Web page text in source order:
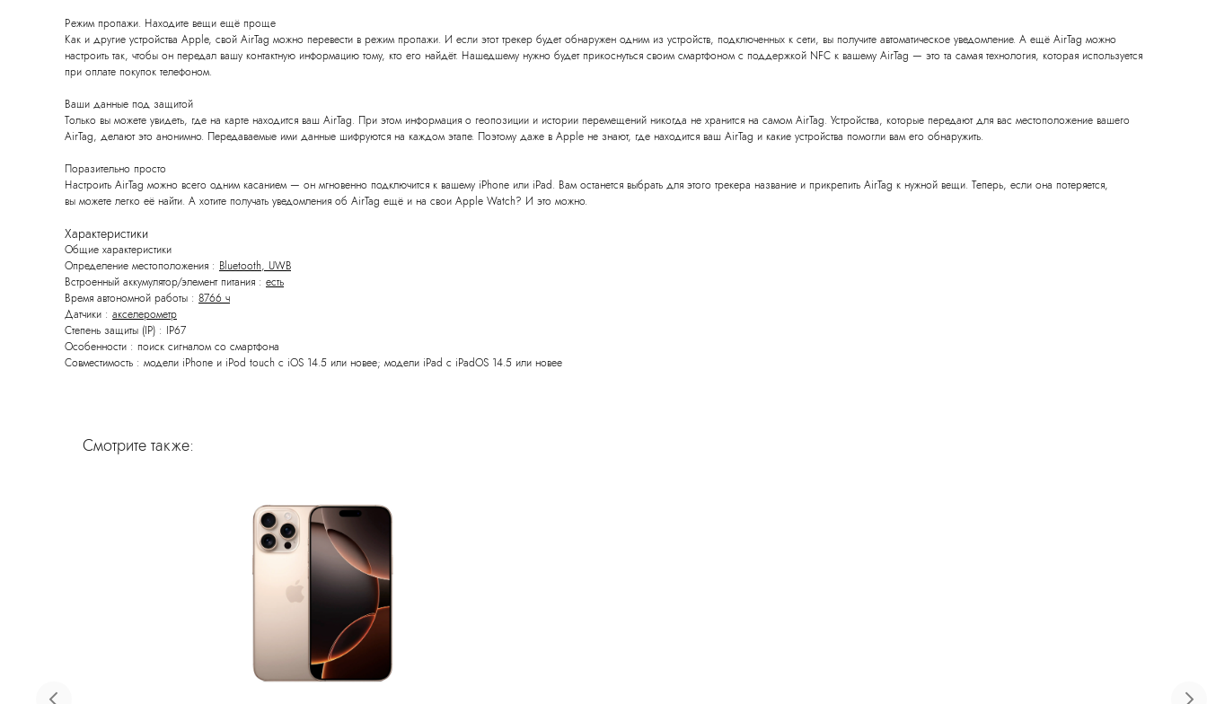
Режим пропажи. Находите вещи ещё проще
Как и другие устройства Apple, свой AirTag можно перевести в режим пропажи. И если этот трекер будет обнаружен одним из уст­ройств, подключенных к сети, вы получите автоматическое уведомление. А ещё AirTag можно
настроить так, чтобы он передал вашу контактную информацию тому, кто его найдёт. Нашедшему нужно будет прикоснуться своим смартфоном с поддержкой NFC к вашему AirTag — это та самая технология, которая используется
при оплате покупок телефоном.
Ваши данные под защитой
Только вы можете увидеть, где на карте находится ваш AirTag. При этом информация о геопозиции и истории перемещений никогда не хранится на самом AirTag. Устройства, которые передают для вас местоположение вашего
AirTag, делают это анонимно. Передаваемые ими данные шифруются на каждом этапе. Поэтому даже в Apple не знают, где находится ваш AirTag и какие устройства помогли вам его обнаружить.
Поразительно просто
Настроить AirTag можно всего одним касанием — он мгновенно подключится к вашему iPhone или iPad. Вам останется выбрать для этого трекера название и прикрепить AirTag к нужной вещи. Теперь, если она потеряется,
вы можете легко её найти. А хотите получать уведомления об AirTag ещё и на свои Apple Watch? И это можно.
Характеристики
Общие характеристики
Определение местоположения : Bluetooth, UWB
Встроенный аккумулятор/элемент питания : есть
Время автономной работы : 8766 ч
Датчики : акселерометр
Степень защиты (IP) : IP67
Особенности : поиск сигналом со смартфона
Совместимость : модели iPhone и iPod touch с iOS 14.5 или новее; модели iPad с iPadOS 14.5 или новее
Смотрите также: